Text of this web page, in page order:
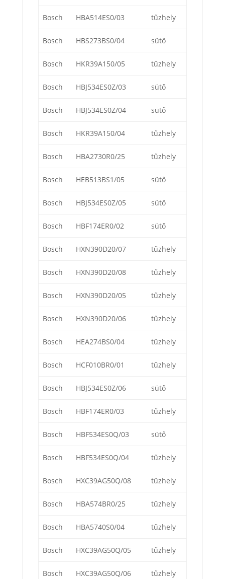
Bosch HBA514ES0/03 tűzhely
Bosch HBS273BS0/04 sütő
Bosch HKR39A150/05 tűzhely
Bosch HBJ534ES0Z/03 sütő
Bosch HBJ534ES0Z/04 sütő
Bosch HKR39A150/04 tűzhely
Bosch HBA2730R0/25 tűzhely
Bosch HEB513BS1/05 sütő
Bosch HBJ534ES0Z/05 sütő
Bosch HBF174ER0/02 sütő
Bosch HXN390D20/07 tűzhely
Bosch HXN390D20/08 tűzhely
Bosch HXN390D20/05 tűzhely
Bosch HXN390D20/06 tűzhely
Bosch HEA274BS0/04 tűzhely
Bosch HCF010BR0/01 tűzhely
Bosch HBJ534ES0Z/06 sütő
Bosch HBF174ER0/03 tűzhely
Bosch HBF534ES0Q/03 sütő
Bosch HBF534ES0Q/04 tűzhely
Bosch HXC39AG50Q/08 tűzhely
Bosch HBA574BR0/25 tűzhely
Bosch HBA5740S0/04 tűzhely
Bosch HXC39AG50Q/05 tűzhely
Bosch HXC39AG50Q/06 tűzhely